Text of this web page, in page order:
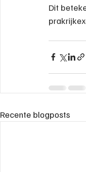
Dit
Recente blogposts